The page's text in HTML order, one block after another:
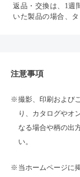
返品・交換は、1週
いた製品の場合、
注意事項
撮影、印刷および
り、カタログやオ
なる場合や柄の出
い。
当ホームページに